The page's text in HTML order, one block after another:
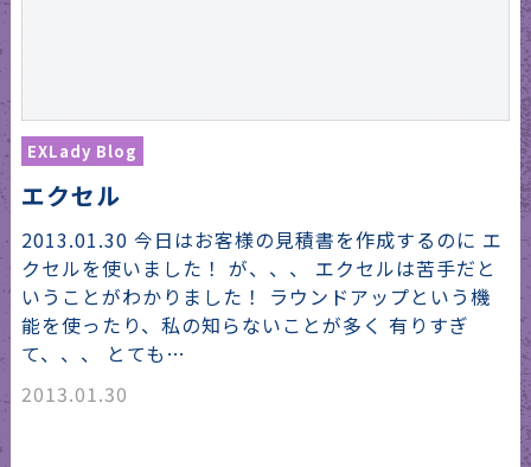
EXLady Blog
エクセル
2013.01.30 今日はお客様の見積書を作成するのに エ
クセルを使いました！ が、、、 エクセルは苦手だと
いうことがわかりました！ ラウンドアップという機
能を使ったり、私の知らないことが多く 有りすぎ
て、、、 とても…
2013.01.30